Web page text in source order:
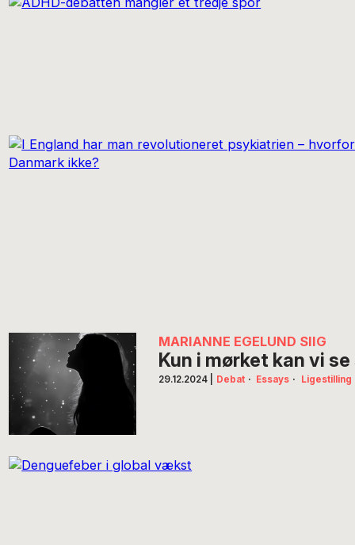
MARIANNE EGELUND SIIG
Kun i mørket kan vi
29.12.2024 Debat · Essays · Ligestilling